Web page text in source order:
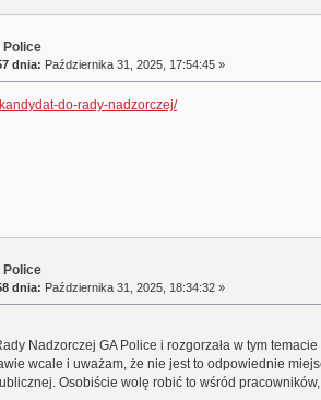
Police
dnia: Października 31, 2025, 17:54:45 »
do-rady-nadzorczej/
Police
dnia: Października 31, 2025, 18:34:32 »
Nadzorczej GA Police i rozgorzała w tym
wcale i uważam, że nie jest to odpowiednie
Osobiście wolę robić to wśród